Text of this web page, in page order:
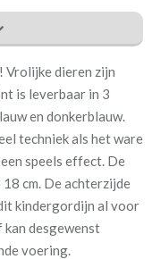
Djungle party 1 -
babyblauw
2 weken
Vrolijke dieren zijn
is leverbaar in 3
en donkerblauw.
techniek als het ware
speels effect. De
18 cm. De achterzijde
kindergordijn al voor
kan desgewenst
voering.